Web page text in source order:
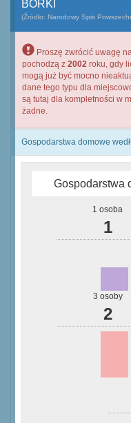
BORKI
(Źródło: Narodowy Spis
Proszę zwrócić uwagę
pochodzą z 2002 roku, gdy
mogą już być mocno
dane tego typu dla
są tutaj dla kompletności w
żadne.
Gospodarstwa domowe
Gospodarstwa
1 osoba
1
3 osoby
2